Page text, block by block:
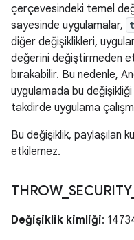
çerçevesindeki temel
sayesinde uygulamalar,
diğer değişiklikleri,
değerini değiştirmeden
bırakabilir. Bu nedenle,
uygulamada bu değişikliği
takdirde uygulama
Bu değişiklik, paylaşılan
etkilemez.
THROW_ SECURITY_
Değişiklik kimliği: